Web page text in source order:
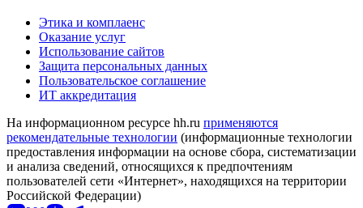
Этика и комплаенс
Оказание услуг
Использование сайтов
Защита персональных данных
Пользовательское соглашение
ИТ аккредитация
На информационном ресурсе hh.ru применяются
рекомендательные технологии (информационные технологии
предоставления информации на основе сбора, систематизации
и анализа сведений, относящихся к предпочтениям
пользователей сети «Интернет», находящихся на территории
Российской Федерации)